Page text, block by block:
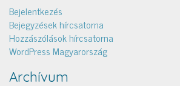
Bejelentkezés
Bejegyzések hírcsatorna
Hozzászólások hírcsatorna
WordPress Magyarország
Archívum